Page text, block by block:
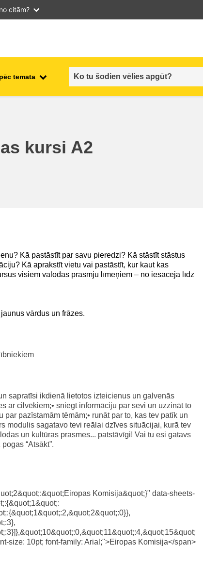
citām?
temata
law, justice, fundamental and
human rights, & democracy
kursi A2
Kā pastāstīt par savu pieredzi? Kā stāstīt stāstus
Kā aprakstīt vietu vai pastāstīt, kur kaut kas
visiem valodas prasmju līmeņiem – no iesācēja līdz
vārdus un frāzes.
sapratīsi ikdienā lietotos izteicienus un galvenās
ar cilvēkiem;• sniegt informāciju par sevi un uzzināt to
pazīstamām tēmām;• runāt par to, kas tev patīk un
modulis sagatavo tevi reālai dzīves situācijai, kurā tev
un kultūras prasmes... patstāvīgi! Vai tu esi gatavs
“Atsākt”.
Komisija&quot;}" data-sheets-
size: 10pt; font-family: Arial;">Eiropas Komisija</span>